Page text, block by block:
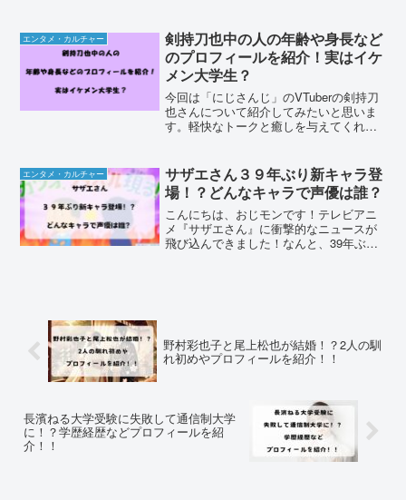
の活躍ぶりに、多くの野球ファンが注目
しています。ついにメキシ...
エンタメ・カルチャー
剣持刀也中の人の年齢や身長など
のプロフィールを紹介！実はイケ
メン大学生？
今回は「にじさんじ」のVTuberの剣持刀
也さんについて紹介してみたいと思いま
す。軽快なトークと癒しを与えてくれる
いにYouTubeチャンネル登録者数100万人
を突破...
エンタメ・カルチャー
サザエさん３９年ぶり新キャラ登
場！？どんなキャラで声優は誰？
こんにちは、おじモンです！テレビアニ
メ『サザエさん』に衝撃的なニュースが
飛び込んできました！なんと、39年ぶり
野村彩也子と尾上松也が結婚！？2人の馴
れ初めやプロフィールを紹介！！
長濱ねる大学受験に失敗して通信制大学
に！？学歴経歴などプロフィールを紹
介！！